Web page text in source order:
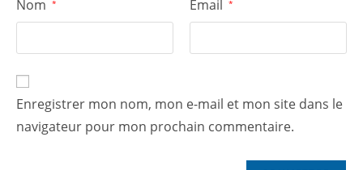
Nom * Email *
Enregistrer mon nom, mon e-mail et mon site dans le
navigateur pour mon prochain commentaire.